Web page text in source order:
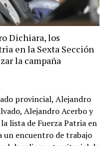
Dichiara, los
en la Sexta Sección
la campaña
provincial, Alejandro
Alejandro Acerbo y
lista de Fuerza Patria en
un encuentro de trabajo